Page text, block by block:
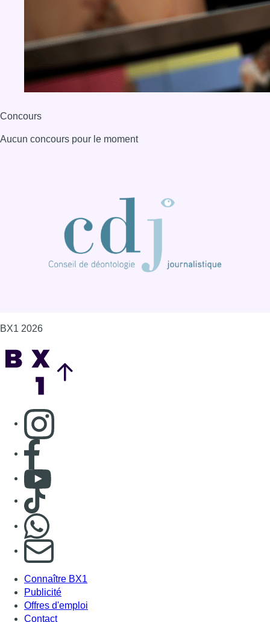
Concours
Aucun concours pour le moment
BX1 2026
Consulter page Instagram
Consulter page Facebook
Consulter Youtube
Consulter TikTok
S'abonner à notre newsletter
Connaître BX1
Publicité
Offres d'emploi
Contact